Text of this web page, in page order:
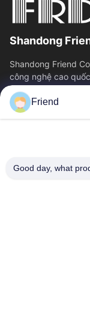
Shandong
Shandong Friend
công nghệ cao
xuất và dịch vụ
Liên Kết Nhanh
Tham Quan Nhà
Friend
Good day, what